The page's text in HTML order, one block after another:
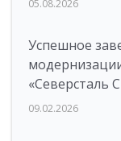
05.08.2026
Успешное
«Северсталь
09.02.2026